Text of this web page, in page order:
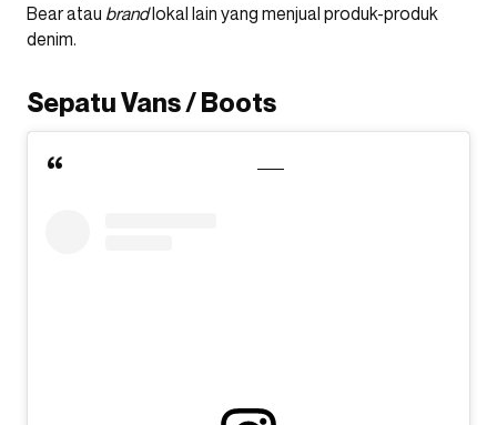
Bear atau brandlokal lain yang menjual produk-produk
denim.
Sepatu Vans / Boots